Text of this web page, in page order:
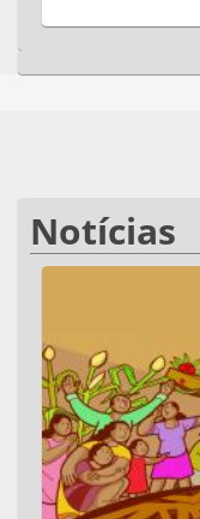
Notícias